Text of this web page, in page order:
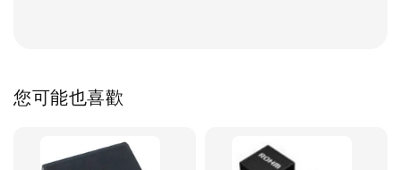
您可能也喜歡